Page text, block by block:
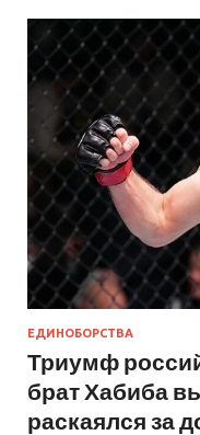
ЕДИНОБОРСТВА
Триумф
брат Хабиба
раскаялся за